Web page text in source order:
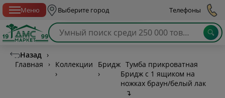
Меню Выберите город Телефоны
Назад ›
Главная
›
Коллекции
›
Бридж
›
Тумба прикроватная
Бридж с 1 ящиком на
ножках браун/белый лак
↴